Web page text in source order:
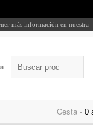
más información en nuestra
Cesta -